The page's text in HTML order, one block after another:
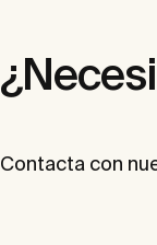
Contacta con